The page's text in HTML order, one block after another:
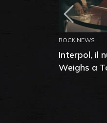
ROCK NEWS
Interpol, il
Weighs a